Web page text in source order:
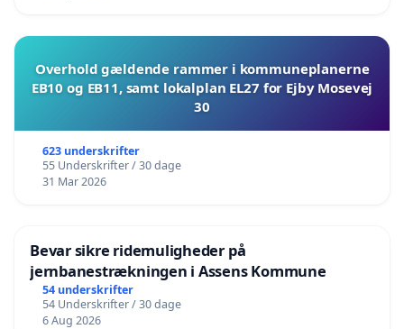
Overhold gældende rammer i kommuneplanerne
EB10 og EB11, samt lokalplan EL27 for Ejby Mosevej
30
623 underskrifter
55 Underskrifter / 30 dage
31 Mar 2026
Bevar sikre ridemuligheder på
jernbanestrækningen i Assens Kommune
54 underskrifter
54 Underskrifter / 30 dage
6 Aug 2026